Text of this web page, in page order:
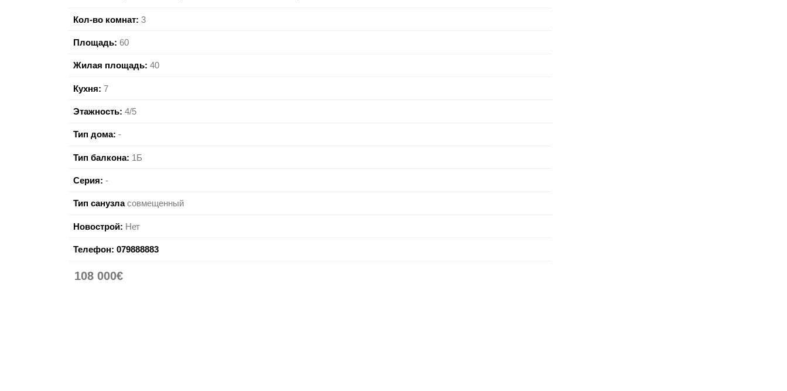
Кол-во комнат: 3
Площадь: 60
Жилая площадь: 40
Кухня: 7
Этажность: 4/5
Тип дома: -
Тип балкона: 1Б
Серия: -
Тип санузласовмещенный
Новострой: Нет
Телефон: 079888883
108 000€